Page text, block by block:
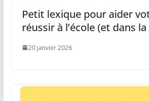
Petit lexique pour aider
réussir à l’école (et dans la
20 janvier 2026